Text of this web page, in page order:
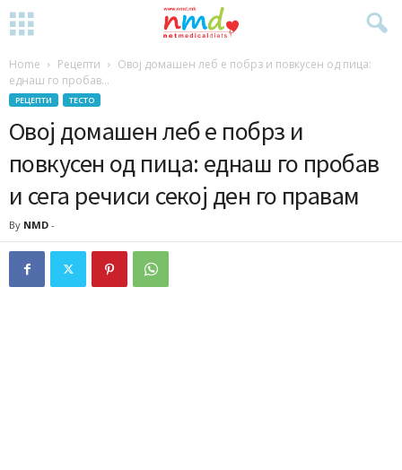
Home Рецепти
Овој домашен леб е побрз и повкусен од пица:
еднаш го пробав...
РЕЦЕПТИ ТЕСТО
Овој домашен леб е побрз и
повкусен од пица: еднаш го пробав
и сега речиси секој ден го правам
By NMD -